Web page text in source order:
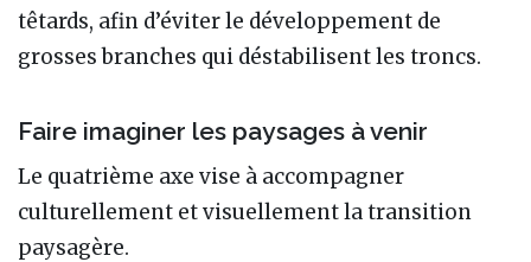
têtards, afin d’éviter le développement de
grosses branches qui déstabilisent les troncs.
Faire imaginer les paysages à venir
Le quatrième axe vise à accompagner
culturellement et visuellement la transition
paysagère.